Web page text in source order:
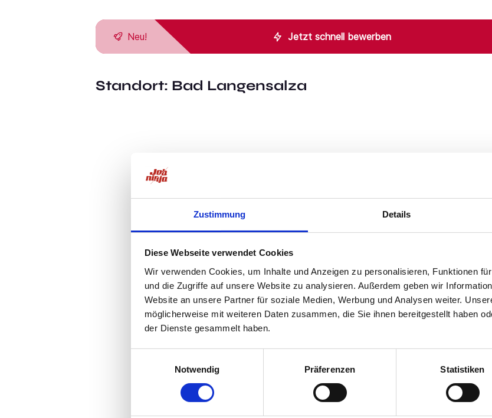
Zustimmung Details
Diese Webseite verwendet Cookies
Wir verwenden Cookies, um Inhalte und Anzeigen zu personalisieren, Funktionen
und die Zugriffe auf unsere Website zu analysieren. Außerdem geben wir
Website an unsere Partner für soziale Medien, Werbung und Analysen weiter.
möglicherweise mit weiteren Daten zusammen, die Sie ihnen bereitgestellt haben
der Dienste gesammelt haben.
Notwendig
Präferenzen Statistiken
Jetzt schnell bewerben
Neu!
Standort: Bad Langensalza